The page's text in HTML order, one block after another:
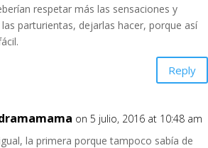
respetar más las sensaciones y
parturientas, dejarlas hacer, porque así
Reply
on 5 julio, 2016 at 10:48 am
la primera porque tampoco sabía de